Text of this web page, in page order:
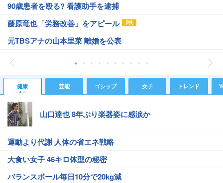
90歳患者を殴る? 看護助手を逮捕
藤原竜也「労務改善」をアピール
元TBSアナの山本里菜 離婚を公表
健康 芸能 ゴシップ 女子 トレンド
山口達也 8年ぶり楽器姿に感涙か
運動より代謝 人体の省エネ戦略
大食い女子 46キロ体型の秘密
バランスボール毎日10分で20kg減